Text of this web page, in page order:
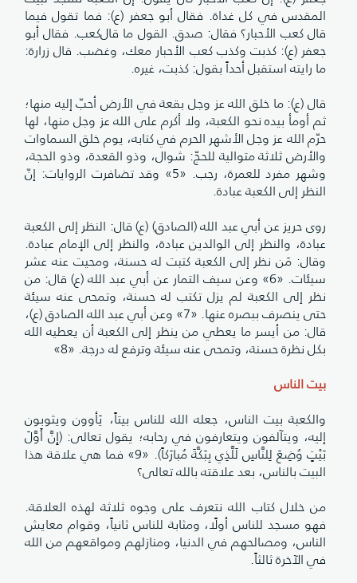
المقدس في كل غداة. فقال أبو جعفر (ع): فما تقول فيما
قال كعب الأحبار؟ فقال: صدق. القول ما قال‌كعب. فقال أبو
جعفر (ع): كذبت وكذب كعب الأحبار معك، وغضب. قال زرارة:
ما رايته استقبل أحداً بقول: كذبت، غيره.
قال (ع): ما خلق الله عز وجل بقعة في الأرض أحبّ إليه منها؛
ثم أومأ بيده نحو الكعبة، ولا أكرم على الله عز وجل منها، لها
حرّم الله عز وجل الأشهر الحرم في كتابه، يوم خلق السماوات
والأرض ثلاثة متوالية للحجّ: شوال، وذو القعدة، وذو الحجة،
وشهر مفرد للعمرة، رجب. «5» وقد تضافرت الروايات: إنّ
النظر إلى الكعبة عبادة.
روى حريز عن أبي عبد الله (الصادق) (ع) قال: النظر إلى الكعبة
عبادة، والنظر إلى الوالدين عبادة، والنظر إلى الإمام عبادة.
وقال: مَن نظر إلى الكعبة كتبت له حسنة، ومحيت عنه عشر
سيئات. «6» وعن سيف التمار عن أبي عبد الله (ع) قال: من
نظر إلى الكعبة لم يزل تكتب له حسنة، وتمحى عنه سيئة
حتى ينصرف ببصره عنها. «7» وعن أبي عبد الله الصادق (ع)،
قال: من أيسر ما يعطي من ينظر إلى الكعبة أن يعطيه الله
بكل نظرة حسنة، وتمحى عنه سيئة وترفع له درجة. «8»
بيت الناس
والكعبة بيت الناس، جعله الله للناس بيتاً، يَأوون ويثوبون
إليه، ويتآلفون ويتعارفون في رحابه؛ يقول تعالى: (إِنَّ أَوَّلَ
بَيْتٍ وُضِعَ لِلنَّاسِ لَلَّذِي بِبَكَّةَ مُبارَكاً). «9» فما هي علاقة هذا
البيت بالناس، بعد علاقته بالله تعالى؟
من خلال كتاب الله نتعرف على وجوه ثلاثة لهذه العلاقة.
فهو مسجد للناس أولًا، ومثابة للناس ثانياً، وقوام معايش
الناس، ومصالحهم في الدنيا، ومنازلهم ومواقعهم من الله
في الآخرة ثالثاً.